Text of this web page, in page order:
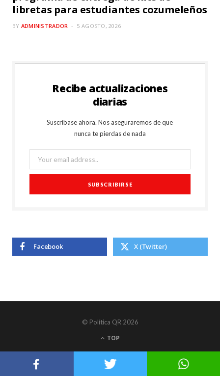
libretas para estudiantes cozumeleños
BY ADMINISTRADOR 5 AGOSTO, 2026
Recibe actualizaciones
diarias
Suscríbase ahora. Nos aseguraremos de que
nunca te pierdas de nada
Facebook X (Twitter)
© Política QR 2026
TOP